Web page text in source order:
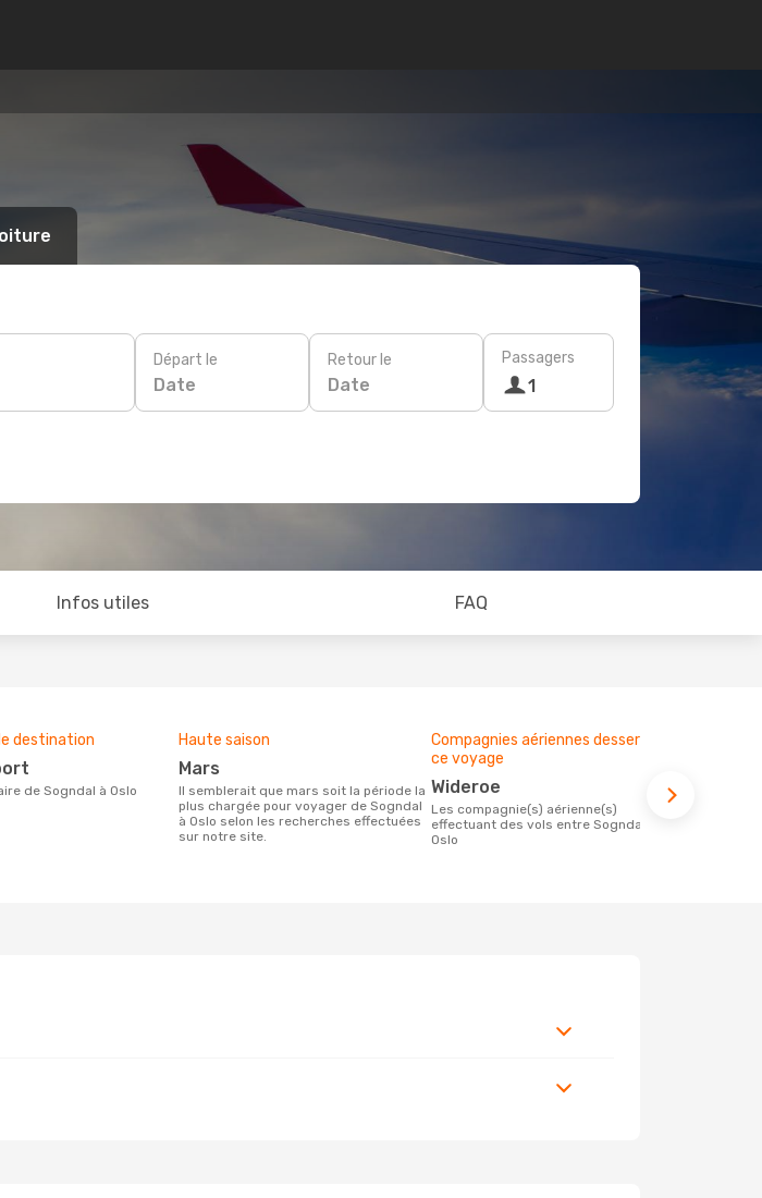
Départ le
Date
Retour le
Date
Passagers
1
Infos utiles FAQ
destination
de Sogndal à Oslo
Haute saison
mars
Il semblerait que mars soit la période la
plus chargée pour voyager de Sogndal
à Oslo selon les recherches effectuées
sur notre site.
Compagnies aériennes desservant
ce voyage
Wideroe
Les compagnie(s) aérienne(s)
effectuant des vols entre Sogndal et
Oslo